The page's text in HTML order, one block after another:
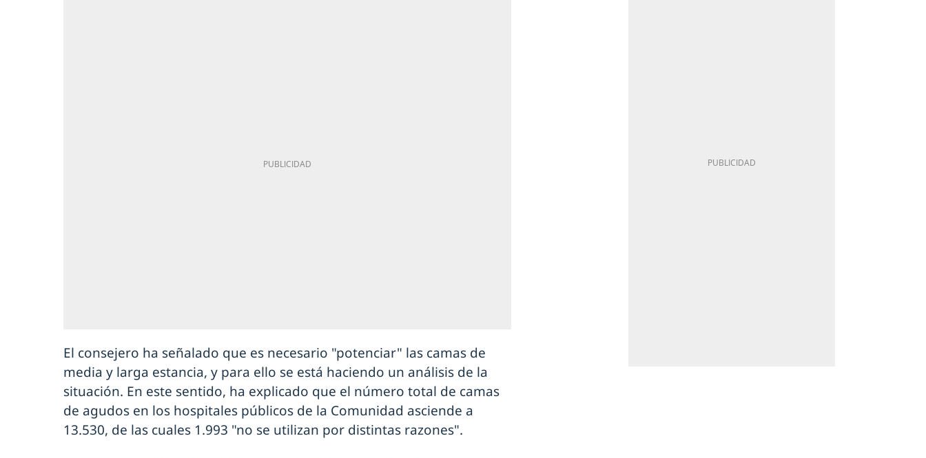
El consejero ha señalado que es necesario "potenciar" las camas de
media y larga estancia, y para ello se está haciendo un análisis de la
situación. En este sentido, ha explicado que el número total de camas
de agudos en los hospitales públicos de la Comunidad asciende a
13.530, de las cuales 1.993 "no se utilizan por distintas razones".